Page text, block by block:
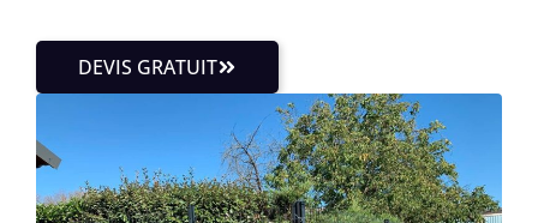
DEVIS GRATUIT